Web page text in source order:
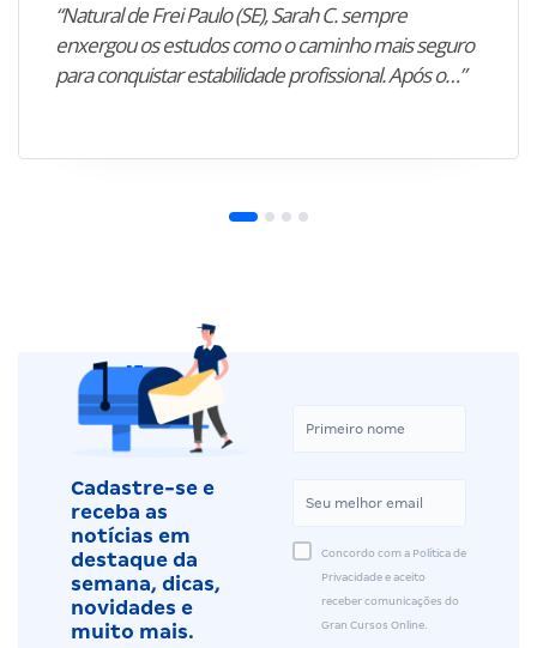
“Natural de Frei Paulo (SE), Sarah C. sempre
enxergou os estudos como o caminho mais seguro
para conquistar estabilidade profissional. Após o…”
Cadastre-se e
receba as
notícias em
destaque da
semana, dicas,
novidades e
muito mais.
Concordo com a Política de
Privacidade e aceito
receber comunicações do
Gran Cursos Online.